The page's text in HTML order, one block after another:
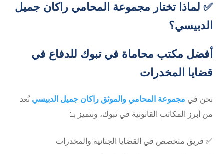
✅ لماذا تختار مجموعة المحامي راكان جميل
الدبيسي؟
أفضل مكتب محاماة في تبوك للدفاع في
قضايا المخدرات
نحن في مجموعة المحامي والموثق راكان جميل الدبيسي نُعد
من أبرز المكاتب القانونية في تبوك، ونتميز بـ:
✅ فريق متخصص في القضايا الجنائية والمخدرات